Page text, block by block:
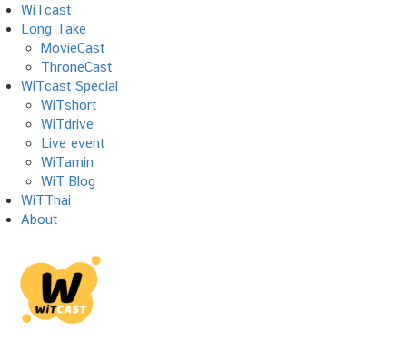
Skip
to
content
WiTcast
Long Take
MovieCast
ThroneCast
WiTcast Special
WiTshort
WiTdrive
Live event
WiTamin
WiT Blog
WiTThai
About